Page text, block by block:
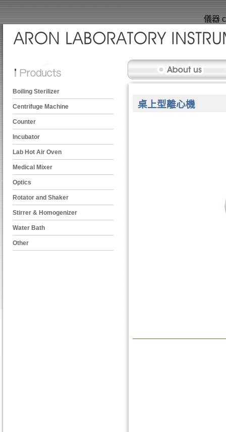
儀器
Boiling Sterilizer
Centrifuge Machine
Counter
Incubator
Lab Hot Air Oven
Medical Mixer
Optics
Rotator and Shaker
Stirrer & Homogenizer
Water Bath
Other
桌上型離心機